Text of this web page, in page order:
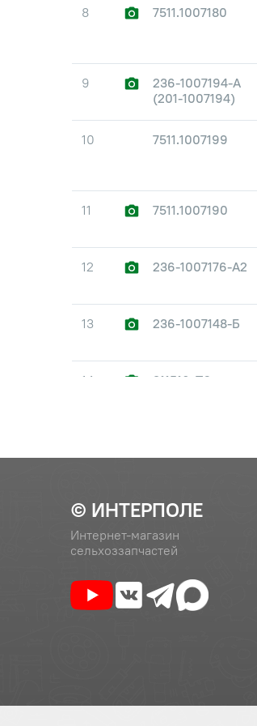
8 7511.1007180
9
236-1007194-А
(201-1007194)
10 7511.1007199
11 7511.1007190
12 236-1007176-А2
13 236-1007148-Б
14 311516-П2
© ИНТЕРПОЛЕ
Интернет-магазин
сельхоззапчастей